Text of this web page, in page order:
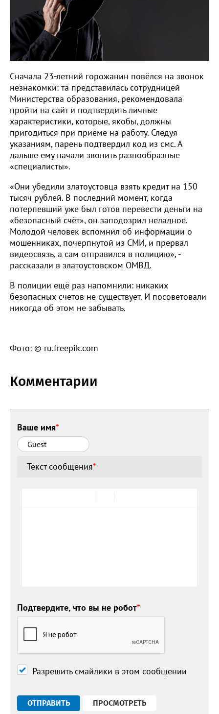
Сначала 23-летний горожанин повёлся на звонок
незнакомки: та представилась сотрудницей
Министерства образования, рекомендовала
пройти на сайт и подтвердить личные
характеристики, которые, якобы, должны
пригодиться при приёме на работу. Следуя
указаниям, парень подтвердил код из смс. А
дальше ему начали звонить разнообразные
«специалисты».
«Они убедили златоустовца взять кредит на 150
тысяч рублей. В последний момент, когда
потерпевший уже был готов перевести деньги на
«безопасный счёт», он заподозрил неладное.
Молодой человек вспомнил об информации о
мошенниках, почерпнутой из СМИ, и прервал
видеосвязь, а сам отправился в полицию», -
рассказали в златоустовском ОМВД.
В полиции ещё раз напомнили: никаких
безопасных счетов не существует. И посоветовали
никогда об этом не забывать.
Фото: © ru.freepik.com
Комментарии
Ваше имя*
Текст сообщения*
Подтвердите, что вы не робот*
Разрешить смайлики в этом сообщении